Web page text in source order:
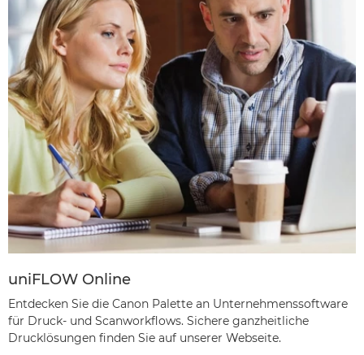
uniFLOW Online
Entdecken Sie die Canon Palette an Unternehmenssoftware
für Druck- und Scanworkflows. Sichere ganzheitliche
Drucklösungen finden Sie auf unserer Webseite.